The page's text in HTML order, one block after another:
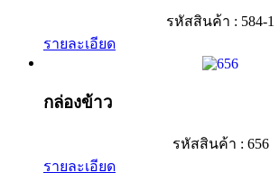
รหัสสินค้า : 584-1
รายละเอียด
กล่องข้าว
รหัสสินค้า : 656
รายละเอียด